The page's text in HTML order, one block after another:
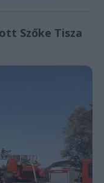
Szőke Tisza